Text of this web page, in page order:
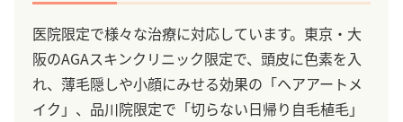
医院限定で様々な治療に対応しています。東京・大
阪のAGAスキンクリニック限定で、頭皮に色素を入
れ、薄毛隠しや小顔にみせる効果の「ヘアアートメ
イク」、品川院限定で「切らない日帰り自毛植毛」